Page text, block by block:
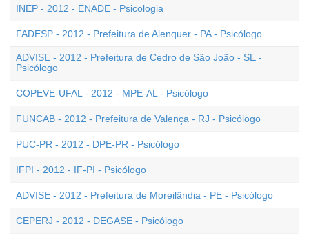
INEP - 2012 - ENADE - Psicologia
FADESP - 2012 - Prefeitura de Alenquer - PA - Psicólogo
ADVISE - 2012 - Prefeitura de Cedro de São João - SE -
Psicólogo
COPEVE-UFAL - 2012 - MPE-AL - Psicólogo
FUNCAB - 2012 - Prefeitura de Valença - RJ - Psicólogo
PUC-PR - 2012 - DPE-PR - Psicólogo
IFPI - 2012 - IF-PI - Psicólogo
ADVISE - 2012 - Prefeitura de Moreilândia - PE - Psicólogo
CEPERJ - 2012 - DEGASE - Psicólogo